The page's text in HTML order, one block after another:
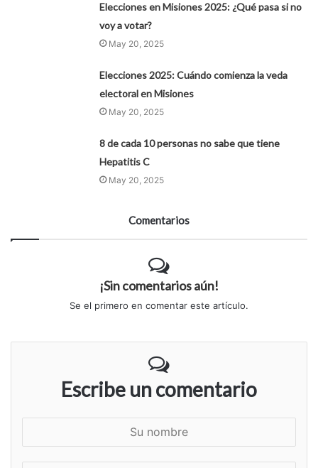
Elecciones en Misiones 2025: ¿Qué pasa si no
voy a votar?
May 20, 2025
Elecciones 2025: Cuándo comienza la veda
electoral en Misiones
May 20, 2025
8 de cada 10 personas no sabe que tiene
Hepatitis C
May 20, 2025
Comentarios
¡Sin comentarios aún!
Se el primero en comentar este artículo.
Escribe un comentario